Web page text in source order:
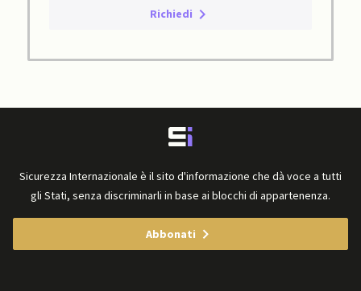
Richiedi
Sicurezza Internazionale è il sito d'informazione che dà voce a tutti
gli Stati, senza discriminarli in base ai blocchi di appartenenza.
Abbonati